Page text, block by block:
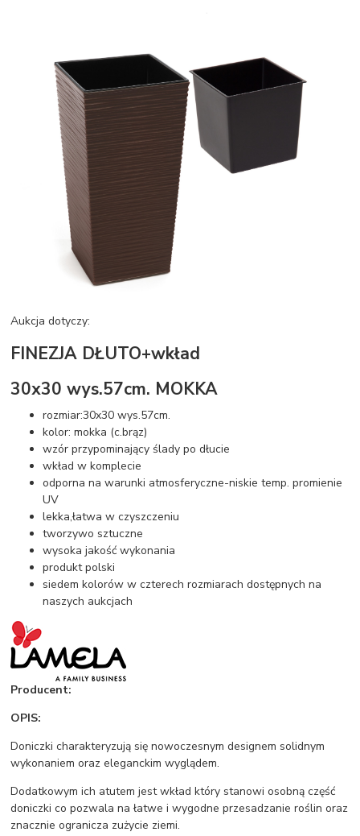
Aukcja dotyczy:
FINEZJA DŁUTO+wkład
30x30 wys.57cm. MOKKA
rozmiar:30x30 wys.57cm.
kolor: mokka (c.brąz)
wzór przypominający ślady po dłucie
wkład w komplecie
odporna na warunki atmosferyczne-niskie temp. promienie
UV
lekka,łatwa w czyszczeniu
tworzywo sztuczne
wysoka jakość wykonania
produkt polski
siedem kolorów w czterech rozmiarach dostępnych na
naszych aukcjach
Producent:
OPIS:
Doniczki charakteryzują się nowoczesnym designem solidnym
wykonaniem oraz eleganckim wyglądem.
Dodatkowym ich atutem jest wkład który stanowi osobną część
doniczki co pozwala na łatwe i wygodne przesadzanie roślin oraz
znacznie ogranicza zużycie ziemi.